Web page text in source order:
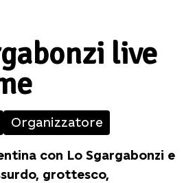
live
Organizzatore
con Lo Sgargabonzi e
grottesco,